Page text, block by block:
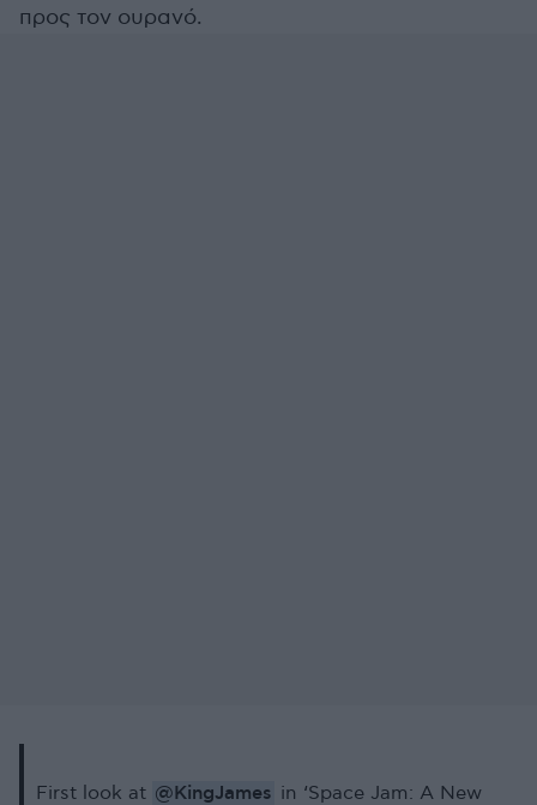
προς τον ουρανό.
First look at @KingJames in ‘Space Jam: A New